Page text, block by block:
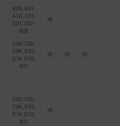
A00; A01;
A10; C01;
D01; D07;
X05
18
C00; C03;
C04; D01;
D14; D15;
X01
18 18 18
C00; C03;
C04; D01;
D14; D15;
X01
18